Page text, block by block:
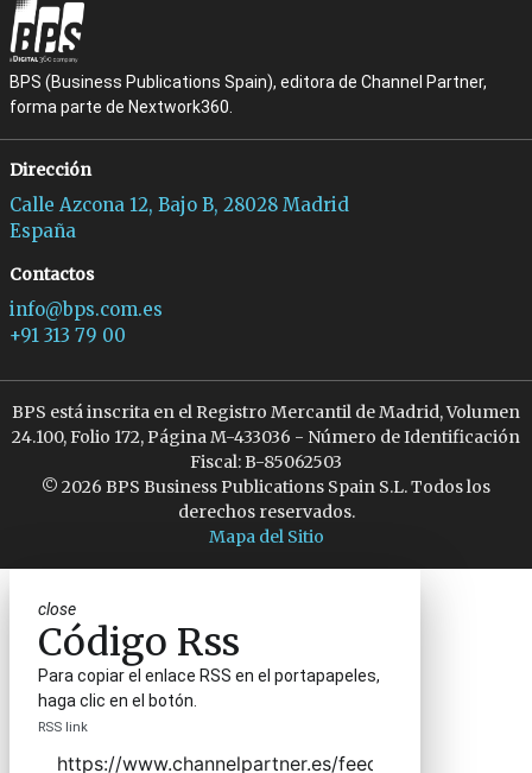
BPS (Business Publications Spain), editora de Channel Partner,
forma parte de Nextwork360.
Dirección
Calle Azcona 12, Bajo B, 28028 Madrid
España
Contactos
info@bps.com.es
+91 313 79 00
BPS está inscrita en el Registro Mercantil de Madrid, Volumen
24.100, Folio 172, Página M-433036 - Número de Identificación
Fiscal: B-85062503
© 2026 BPS Business Publications Spain S.L. Todos los
derechos reservados.
Mapa del Sitio
close
Código Rss
Para copiar el enlace RSS en el portapapeles,
haga clic en el botón.
RSS link